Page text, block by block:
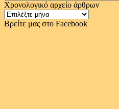
Χρονολογικό αρχείο άρθρων
Χρονολογικό
αρχείο
Βρείτε μας στο Facebook